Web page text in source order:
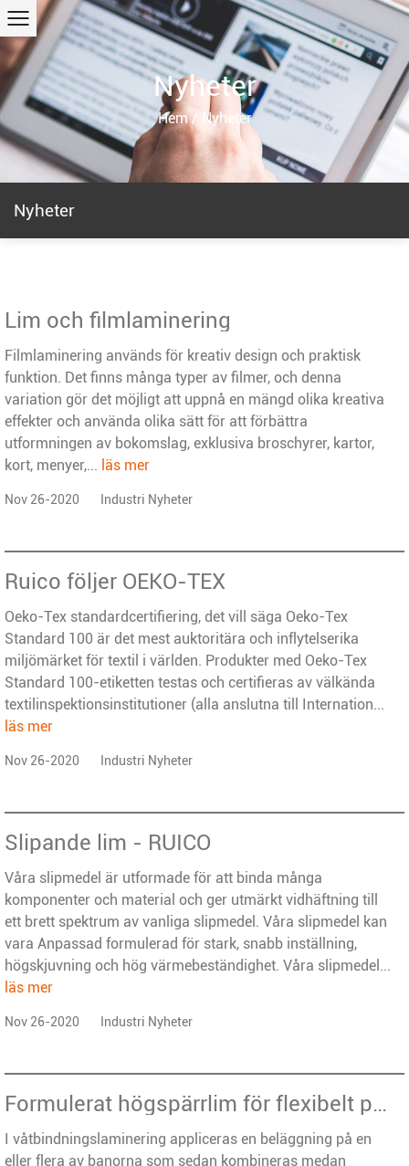
Nyheter
Hem/ Nyheter
Nyheter
Lim och filmlaminering
Filmlaminering används för kreativ design och praktisk
funktion. Det finns många typer av filmer, och denna
variation gör det möjligt att uppnå en mängd olika kreativa
effekter och använda olika sätt för att förbättra
utformningen av bokomslag, exklusiva broschyrer, kartor,
kort, menyer,... läs mer
Nov 26-2020 Industri Nyheter
Ruico följer OEKO-TEX
Oeko-Tex standardcertifiering, det vill säga Oeko-Tex
Standard 100 är det mest auktoritära och inflytelserika
miljömärket för textil i världen. Produkter med Oeko-Tex
Standard 100-etiketten testas och certifieras av välkända
textilinspektionsinstitutioner (alla anslutna till Internation...
läs mer
Nov 26-2020 Industri Nyheter
Slipande lim - RUICO
Våra slipmedel är utformade för att binda många
komponenter och material och ger utmärkt vidhäftning till
ett brett spektrum av vanliga slipmedel. Våra slipmedel kan
vara Anpassad formulerad för stark, snabb inställning,
högskjuvning och hög värmebeständighet. Våra slipmedel...
läs mer
Nov 26-2020 Industri Nyheter
Formulerat högspärrlim för flexibelt paket - RUICO
I våtbindningslaminering appliceras en beläggning på en
eller flera av banorna som sedan kombineras medan